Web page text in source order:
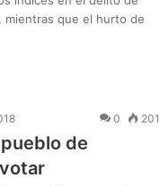
mientras que el hurto de
0 201
de